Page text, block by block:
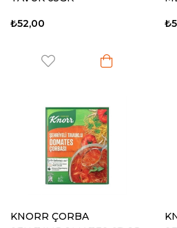
₺52,00
KNORR ÇORBA